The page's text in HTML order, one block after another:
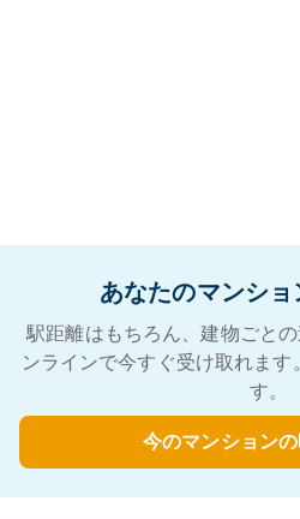
あなたのマンショ
駅距離はもちろん、建物ごと
ンラインで今すぐ受け取れま
す。
今のマンション